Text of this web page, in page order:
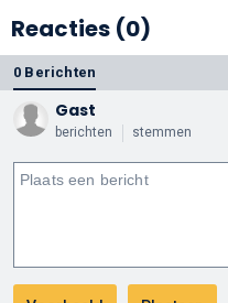
Reacties (0)
0 Berichten
Gast
berichten stemmen